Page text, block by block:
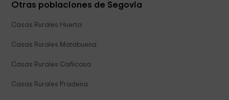
Otras poblaciones de Segovia
Casas Rurales Huerta
Casas Rurales Matabuena
Casas Rurales Cañicosa
Casas Rurales Pradena